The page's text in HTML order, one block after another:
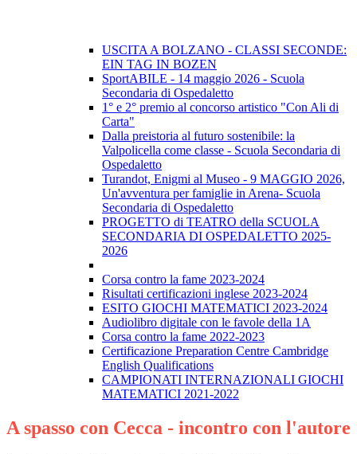
USCITA A BOLZANO - CLASSI SECONDE:
EIN TAG IN BOZEN
SportABILE - 14 maggio 2026 - Scuola
Secondaria di Ospedaletto
1° e 2° premio al concorso artistico "Con Ali di
Carta"
Dalla preistoria al futuro sostenibile: la
Valpolicella come classe - Scuola Secondaria di
Ospedaletto
Turandot, Enigmi al Museo - 9 MAGGIO 2026,
Un'avventura per famiglie in Arena- Scuola
Secondaria di Ospedaletto
PROGETTO di TEATRO della SCUOLA
SECONDARIA DI OSPEDALETTO 2025-
2026
Corsa contro la fame 2023-2024
Risultati certificazioni inglese 2023-2024
ESITO GIOCHI MATEMATICI 2023-2024
Audiolibro digitale con le favole della 1A
Corsa contro la fame 2022-2023
Certificazione Preparation Centre Cambridge
English Qualifications
CAMPIONATI INTERNAZIONALI GIOCHI
MATEMATICI 2021-2022
A spasso con Cecca - incontro con l'autore